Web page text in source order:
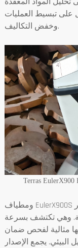
على تبسيط العمليات
وخفض التكاليف.
ومطياف EulerX900S للسرعة والدقة يقوم بتحليل العناصر غير
وهي تكتشف بسرعة
مثالية لفحص ضمان
البيئي. يجمع الإصدار